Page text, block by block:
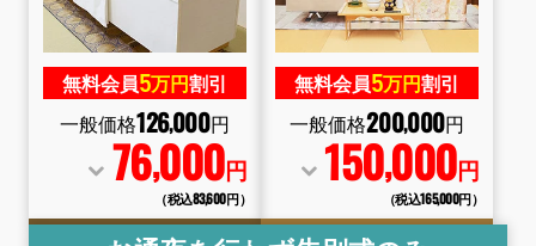
無料会員5万円割引
一般価格126,000円
76,000円
（税込83,600円）
無料会員5万円割引
一般価格200,000円
150,000円
（税込165,000円）